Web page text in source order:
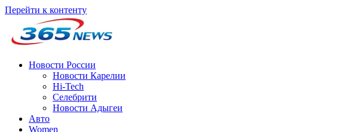
Перейти к контенту
Новости России
Новости Карелии
Hi-Tech
Селебрити
Новости Адыгеи
Авто
Women